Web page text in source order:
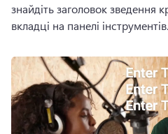
знайдіть заголовок зведення
вкладці на панелі інструментів.